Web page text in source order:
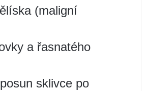
(maligní
a řasnatého
sklivce po